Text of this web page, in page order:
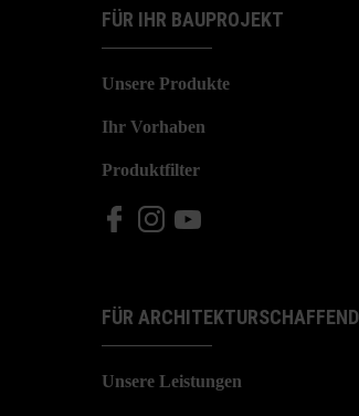
FÜR IHR BAUPROJEKT
Unsere Produkte
Ihr Vorhaben
Produktfilter
FÜR
Unsere Leistungen